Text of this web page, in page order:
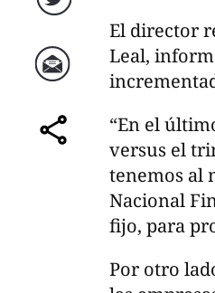
Twitter
Correo
comparte
El director
Leal,
“En el
versus el
tenemos al
Nacional
fijo, para
Por otro